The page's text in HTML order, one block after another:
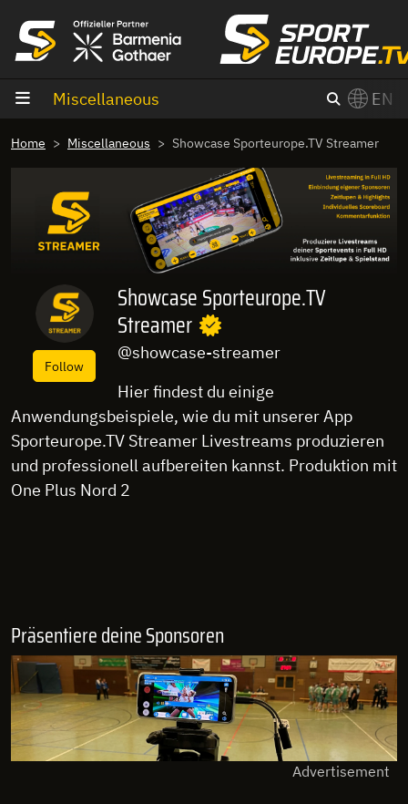
Miscellaneous EN
Home Miscellaneous Showcase Sporteurope.TV Streamer
Follow
Showcase Sporteurope.TV
Streamer
@showcase-streamer
Hier findest du einige
Anwendungsbeispiele, wie du mit unserer App
Sporteurope.TV Streamer Livestreams produzieren
und professionell aufbereiten kannst. Produktion mit
One Plus Nord 2
Präsentiere deine Sponsoren
Advertisement